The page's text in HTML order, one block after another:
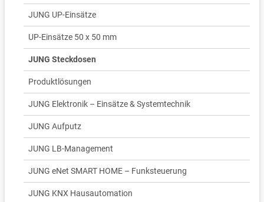
JUNG UP-Einsätze
UP-Einsätze 50 x 50 mm
JUNG Steckdosen
Produktlösungen
JUNG Elektronik – Einsätze & Systemtechnik
JUNG Aufputz
JUNG LB-Management
JUNG eNet SMART HOME – Funksteuerung
JUNG KNX Hausautomation